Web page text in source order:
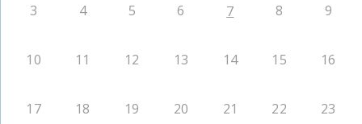
3 4 5 6 7 8 9
10 11 12 13 14 15 16
17 18 19 20 21 22 23